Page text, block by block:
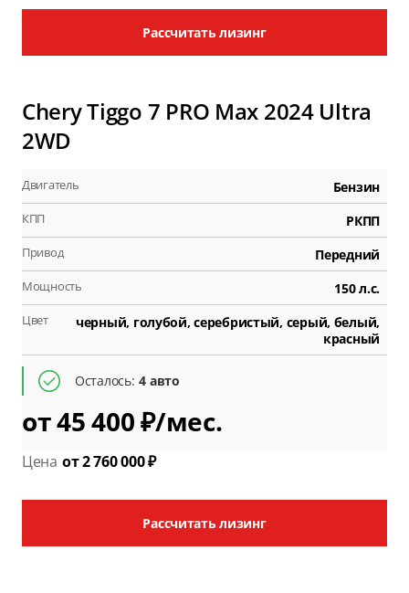
Рассчитать лизинг
Chery Tiggo 7 PRO Max 2024 Ultra
2WD
Двигатель Бензин
КПП РКПП
Привод Передний
Мощность 150 л.с.
Цвет
черный, голубой, серебристый, серый, белый,
красный
от 45 400 ₽/мес.
Цена от 2 760 000 ₽
Рассчитать лизинг
Осталось: 4 авто